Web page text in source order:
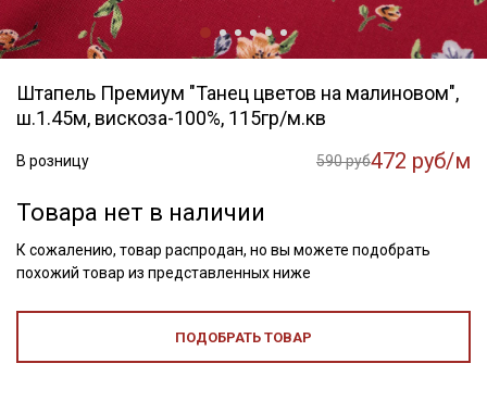
Штапель Премиум "Танец цветов на малиновом",
ш.1.45м, вискоза-100%, 115гр/м.кв
В розницу 590 руб472 руб/м
Товара нет в наличии
К сожалению, товар распродан, но вы можете подобрать
похожий товар из представленных ниже
ПОДОБРАТЬ ТОВАР